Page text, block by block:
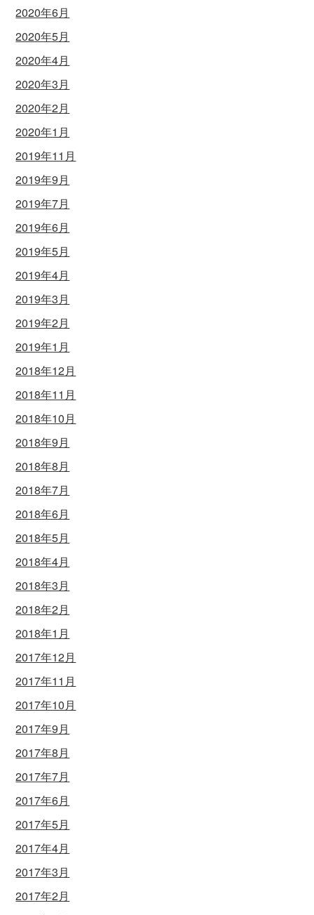
2020年6月
2020年5月
2020年4月
2020年3月
2020年2月
2020年1月
2019年11月
2019年9月
2019年7月
2019年6月
2019年5月
2019年4月
2019年3月
2019年2月
2019年1月
2018年12月
2018年11月
2018年10月
2018年9月
2018年8月
2018年7月
2018年6月
2018年5月
2018年4月
2018年3月
2018年2月
2018年1月
2017年12月
2017年11月
2017年10月
2017年9月
2017年8月
2017年7月
2017年6月
2017年5月
2017年4月
2017年3月
2017年2月